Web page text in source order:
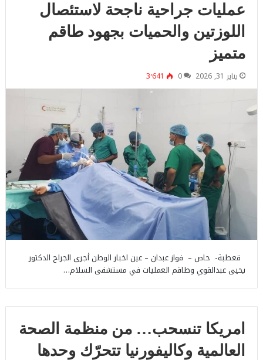
عمليات جراحية ناجحة لاستئصال
اللوزتين والحميات بجهود طاقم
متميز
يناير 31, 2026 0 3٬641
قعطبة- حاص – فواز عبدان – عين اخبار الوطن أجرى الجراح الدكتور
يحيى عبدالقوي وطاقم العمليات في مستشفى السلام…
امريكا تنسحب… من منظمة الصحة
العالمية وكاليفورنيا تتحرّك وحدها